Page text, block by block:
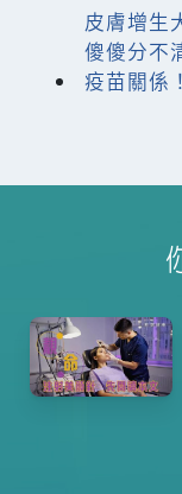
皮膚增生
傻傻分不
疫苗關係